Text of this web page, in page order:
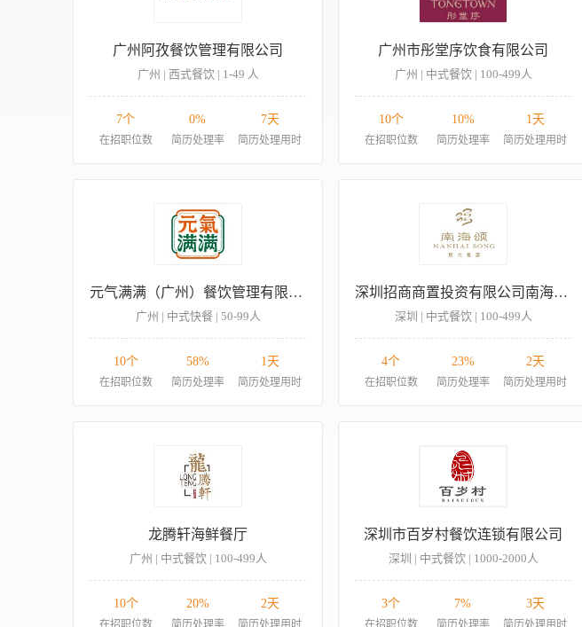
广州阿孜餐饮管理有限公司
广州 | 西式餐饮 | 1-49 人
7个
在招职位数
0%
简历处理率
7天
简历处理用时
广州市彤堂序饮食有限公司
广州 | 中式餐饮 | 100-499人
10个
在招职位数
10%
简历处理率
1天
简历处理用时
元气满满（广州）餐饮管理有限公司
广州 | 中式快餐 | 50-99人
10个
在招职位数
58%
简历处理率
1天
简历处理用时
深圳招商商置投资有限公司南海颂分公司
深圳 | 中式餐饮 | 100-499人
4个
在招职位数
23%
简历处理率
2天
简历处理用时
龙腾轩海鲜餐厅
广州 | 中式餐饮 | 100-499人
10个
在招职位数
20%
简历处理率
2天
简历处理用时
深圳市百岁村餐饮连锁有限公司
深圳 | 中式餐饮 | 1000-2000人
3个
在招职位数
7%
简历处理率
3天
简历处理用时